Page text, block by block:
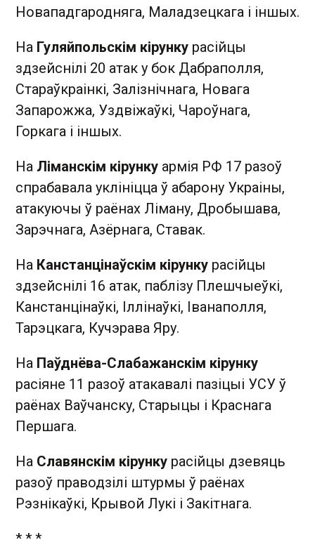
Новападгародняга, Маладзецкага і іншых.
На Гуляйпольскім кірунку расійцы
здзейснілі 20 атак у бок Дабраполля,
Стараўкраінкі, Залізнічнага, Новага
Запарожжа, Уздвіжаўкі, Чароўнага,
Горкага і іншых.
На Ліманскім кірунку армія РФ 17 разоў
спрабавала уклініцца ў абарону Украіны,
атакуючы ў раёнах Ліману, Дробышава,
Зарэчнага, Азёрнага, Ставак.
На Канстанцінаўскім кірунку расійцы
здзейснілі 16 атак, паблізу Плешчыеўкі,
Канстанцінаўкі, Іллінаўкі, Іванаполля,
Тарэцкага, Кучэрава Яру.
На Паўднёва-Слабажанскім кірунку
расіяне 11 разоў атакавалі пазіцыі УСУ ў
раёнах Ваўчанску, Старыцы і Краснага
Першага.
На Славянскім кірунку расійцы дзевяць
разоў праводзілі штурмы ў раёнах
Рэзнікаўкі, Крывой Лукі і Закітнага.